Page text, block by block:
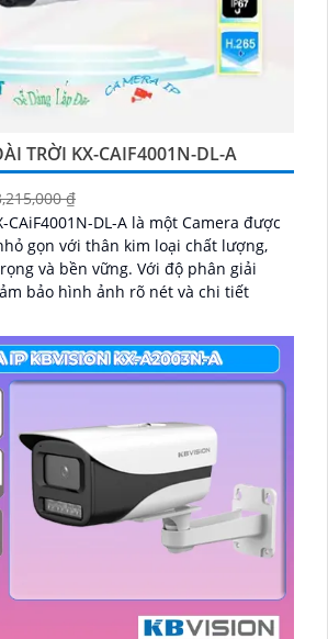
TRỜI KX-CAIF4001N-DL-A
₫
DL-A là một Camera được
gọn với thân kim loại chất lượng,
vững. Với độ phân giải
bảo hình ảnh rõ nét và chi tiết